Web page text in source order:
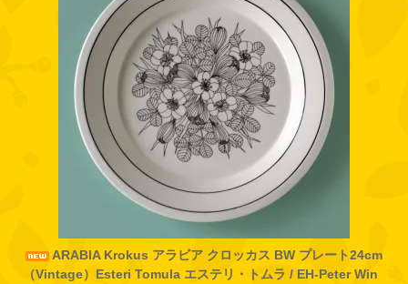
ARABIA Krokus アラビア クロッカス BW プレート24cm
（Vintage）Esteri Tomula エステリ・トムラ / EH-Peter Win